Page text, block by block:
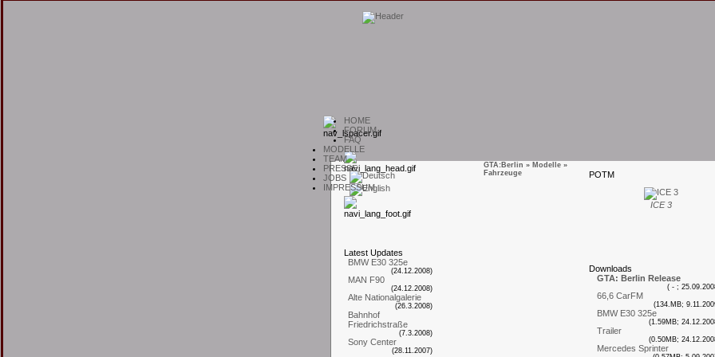
HOME
FORUM
FAQ
MODELLE
TEAM
PRESSE
JOBS
IMPRESSUM
L atest Updates
BMW E30 325e
(24.12.2008)
MAN F90
(24.12.2008)
Alte Nationalgalerie
(26.3.2008)
Bahnhof
Friedrichstraße
(7.3.2008)
Sony Center
(28.11.2007)
POTM
ICE 3
Downloads
GTA: Berlin Release
( - ;
66,6 CarFM
(134.MB;
BMW E30 325e
(1.59MB;
Trailer
(0.50MB;
Mercedes Sprinter
GTA:Berlin » Modelle »
Fahrzeuge